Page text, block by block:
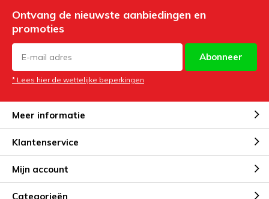
Ontvang de nieuwste aanbiedingen en
promoties
Abonneer
* Lees hier de wettelijke beperkingen
Meer informatie
Klantenservice
Mijn account
Categorieën